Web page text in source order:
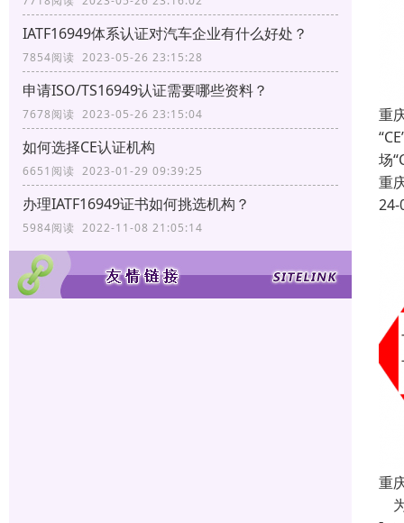
IATF16949体系认证对汽车企业有什么好处？
7854阅读 2023-05-26 23:15:28
申请ISO/TS16949认证需要哪些资料？
7678阅读 2023-05-26 23:15:04
如何选择CE认证机构
6651阅读 2023-01-29 09:39:25
办理IATF16949证书如何挑选机构？
5984阅读 2022-11-08 21:05:14
重
场
重
24-
重